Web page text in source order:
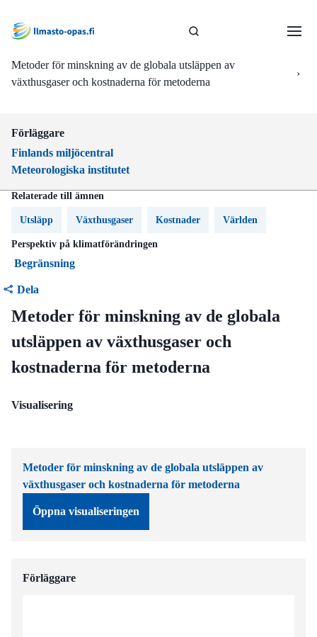
Metoder för minskning av de globala utsläppen av
växthusgaser och kostnaderna för metoderna
›
Förläggare
Finlands miljöcentral
Meteorologiska institutet
Relaterade till ämnen
Utsläpp Växthusgaser Kostnader Världen
Perspektiv på klimatförändringen
Begränsning
Dela
Metoder för minskning av de globala
utsläppen av växthusgaser och
kostnaderna för metoderna
Visualisering
Metoder för minskning av de globala utsläppen av
växthusgaser och kostnaderna för metoderna
Öppna visualiseringen
Förläggare